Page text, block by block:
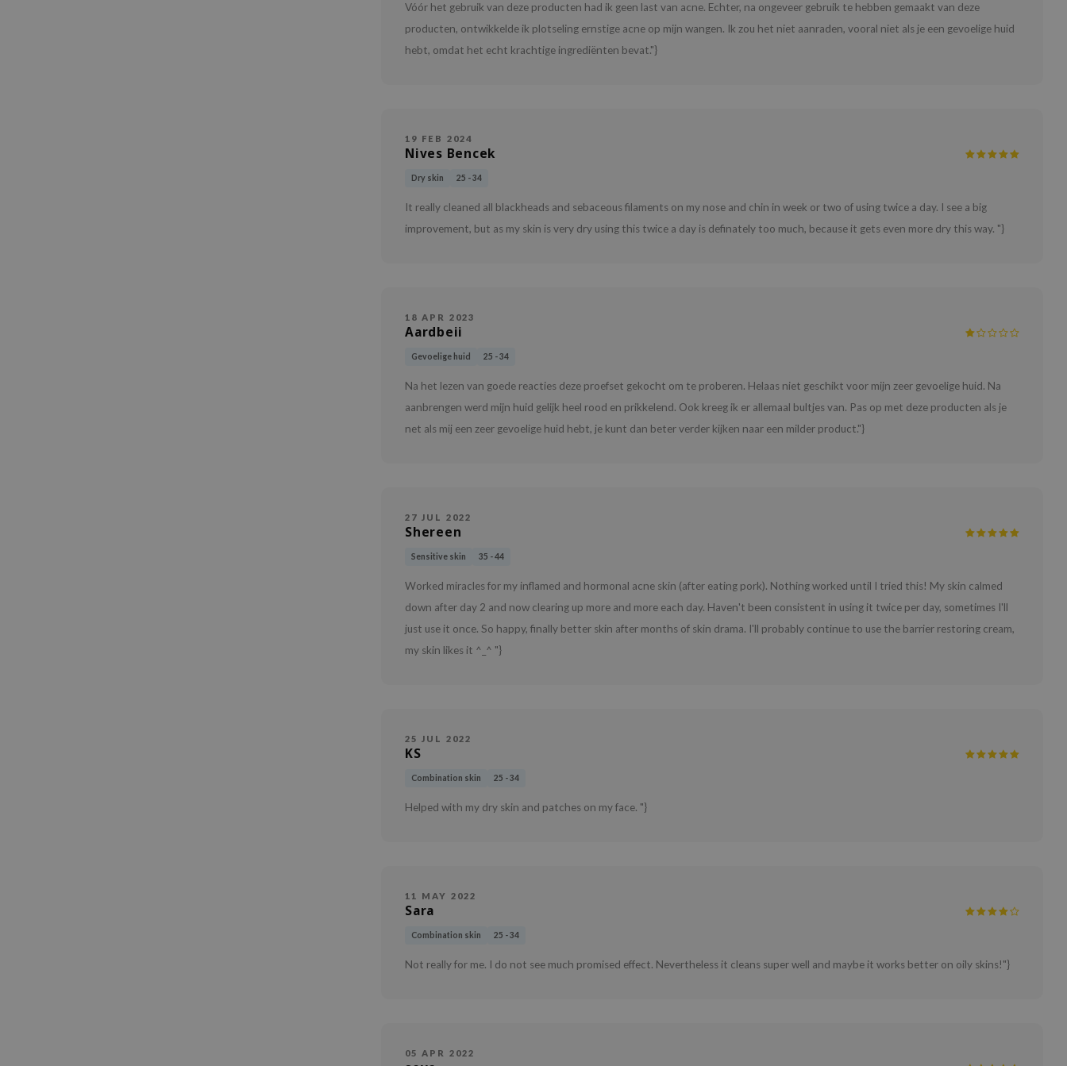
Vóór het gebruik van deze producten had ik geen last van acne. Echter, na ongeveer gebruik te hebben gemaakt van deze
producten, ontwikkelde ik plotseling ernstige acne op mijn wangen. Ik zou het niet aanraden, vooral niet als je een gevoelige huid
hebt, omdat het echt krachtige ingrediënten bevat."}
19 FEB 2024
Nives Bencek
Dry skin 25 - 34
It really cleaned all blackheads and sebaceous filaments on my nose and chin in week or two of using twice a day. I see a big
improvement, but as my skin is very dry using this twice a day is definately too much, because it gets even more dry this way. "}
18 APR 2023
Aardbeii
Gevoelige huid 25 - 34
Na het lezen van goede reacties deze proefset gekocht om te proberen. Helaas niet geschikt voor mijn zeer gevoelige huid. Na
aanbrengen werd mijn huid gelijk heel rood en prikkelend. Ook kreeg ik er allemaal bultjes van. Pas op met deze producten als je
net als mij een zeer gevoelige huid hebt, je kunt dan beter verder kijken naar een milder product."}
27 JUL 2022
Shereen
Sensitive skin 35 - 44
Worked miracles for my inflamed and hormonal acne skin (after eating pork). Nothing worked until I tried this! My skin calmed
down after day 2 and now clearing up more and more each day. Haven't been consistent in using it twice per day, sometimes I'll
just use it once. So happy, finally better skin after months of skin drama. I'll probably continue to use the barrier restoring cream,
my skin likes it ^_^ "}
25 JUL 2022
KS
Combination skin 25 - 34
Helped with my dry skin and patches on my face. "}
11 MAY 2022
Sara
Combination skin 25 - 34
Not really for me. I do not see much promised effect. Nevertheless it cleans super well and maybe it works better on oily skins!"}
05 APR 2022